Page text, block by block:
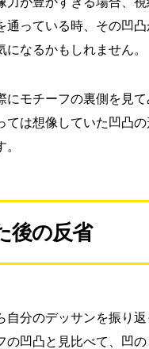
通っている時、その凹
になるかもしれません。
にモチーフの裏側を見
ては想像していた凹凸の
後の反省
自分のデッサンを振り
の凹凸と見比べて、凹の